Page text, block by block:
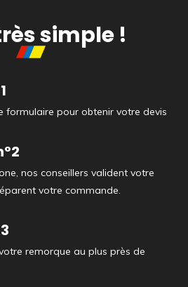
simple !
formulaire pour obtenir votre devis
nos conseillers valident votre
votre commande.
remorque au plus près de